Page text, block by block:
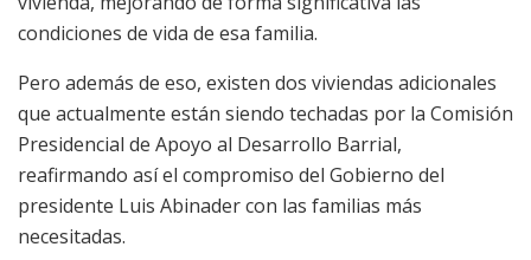
condiciones de vida de esa familia.
Pero además de eso, existen dos viviendas adicionales
que actualmente están siendo techadas por la Comisión
Presidencial de Apoyo al Desarrollo Barrial,
reafirmando así el compromiso del Gobierno del
presidente Luis Abinader con las familias más
necesitadas.